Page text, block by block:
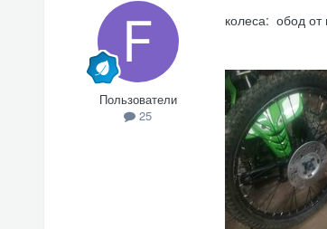
Пользователи
25
колеса: обод